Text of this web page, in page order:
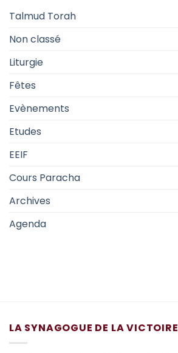
Talmud Torah
Non classé
Liturgie
Fêtes
Evènements
Etudes
EEIF
Cours Paracha
Archives
Agenda
LA SYNAGOGUE DE LA VICTOIRE